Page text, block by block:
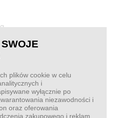
plików cookie w celu
i
wyłącznie po
niezawodności i
oraz oferowania
zakupowego i reklam.